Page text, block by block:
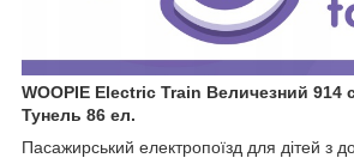
WOOPIE Electric Train Величезний 914
Тунель 86 ел.
Пасажирський електропоїзд для дітей з